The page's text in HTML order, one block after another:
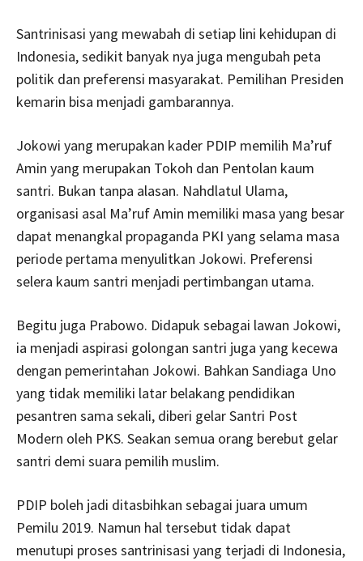
Santrinisasi yang mewabah di setiap lini kehidupan di
Indonesia, sedikit banyak nya juga mengubah peta
politik dan preferensi masyarakat. Pemilihan Presiden
kemarin bisa menjadi gambarannya.
Jokowi yang merupakan kader PDIP memilih Ma’ruf
Amin yang merupakan Tokoh dan Pentolan kaum
santri. Bukan tanpa alasan. Nahdlatul Ulama,
organisasi asal Ma’ruf Amin memiliki masa yang besar
dapat menangkal propaganda PKI yang selama masa
periode pertama menyulitkan Jokowi. Preferensi
selera kaum santri menjadi pertimbangan utama.
Begitu juga Prabowo. Didapuk sebagai lawan Jokowi,
ia menjadi aspirasi golongan santri juga yang kecewa
dengan pemerintahan Jokowi. Bahkan Sandiaga Uno
yang tidak memiliki latar belakang pendidikan
pesantren sama sekali, diberi gelar Santri Post
Modern oleh PKS. Seakan semua orang berebut gelar
santri demi suara pemilih muslim.
PDIP boleh jadi ditasbihkan sebagai juara umum
Pemilu 2019. Namun hal tersebut tidak dapat
menutupi proses santrinisasi yang terjadi di Indonesia,